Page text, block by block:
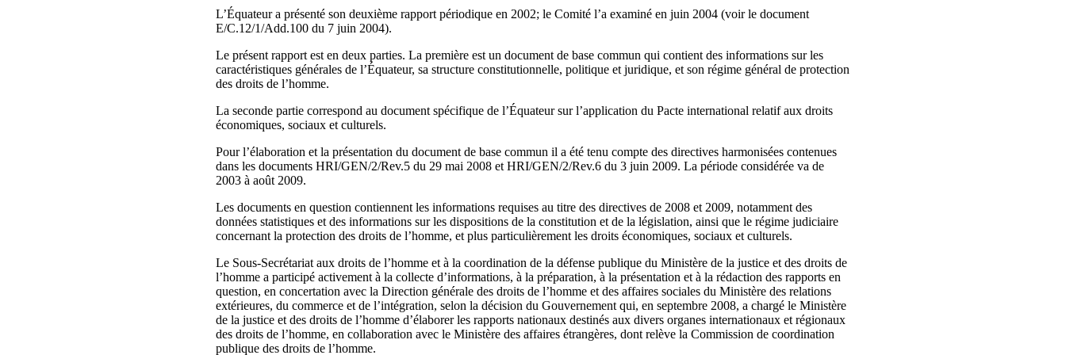
L’Équateur a présenté son deuxième rapport périodique en 2002; le Comité l’a examiné en juin 2004 (voir le document
E/C.12/1/Add.100 du 7 juin 2004).
Le présent rapport est en deux parties. La première est un document de base commun qui contient des informations sur les
caractéristiques générales de l’Équateur, sa structure constitutionnelle, politique et juridique, et son régime général de protection
des droits de l’homme.
La seconde partie correspond au document spécifique de l’Équateur sur l’application du Pacte international relatif aux droits
économiques, sociaux et culturels.
Pour l’élaboration et la présentation du document de base commun il a été tenu compte des directives harmonisées contenues
dans les documents HRI/GEN/2/Rev.5 du 29 mai 2008 et HRI/GEN/2/Rev.6 du 3 juin 2009. La période considérée va de
2003 à août 2009.
Les documents en question contiennent les informations requises au titre des directives de 2008 et 2009, notamment des
données statistiques et des informations sur les dispositions de la constitution et de la législation, ainsi que le régime judiciaire
concernant la protection des droits de l’homme, et plus particulièrement les droits économiques, sociaux et culturels.
Le Sous-Secrétariat aux droits de l’homme et à la coordination de la défense publique du Ministère de la justice et des droits de
l’homme a participé activement à la collecte d’informations, à la préparation, à la présentation et à la rédaction des rapports en
question, en concertation avec la Direction générale des droits de l’homme et des affaires sociales du Ministère des relations
extérieures, du commerce et de l’intégration, selon la décision du Gouvernement qui, en septembre 2008, a chargé le Ministère
de la justice et des droits de l’homme d’élaborer les rapports nationaux destinés aux divers organes internationaux et régionaux
des droits de l’homme, en collaboration avec le Ministère des affaires étrangères, dont relève la Commission de coordination
publique des droits de l’homme.